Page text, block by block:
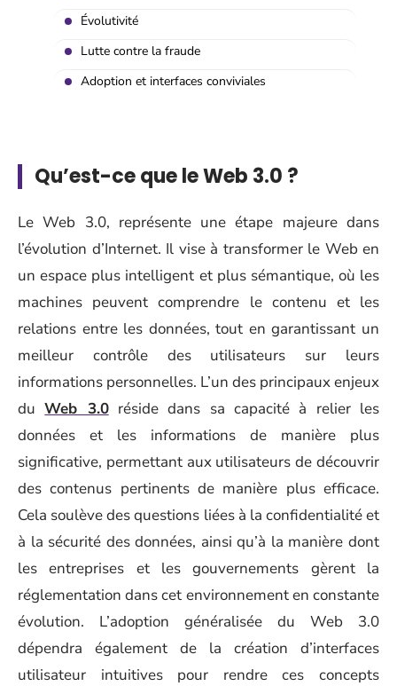
Évolutivité
Lutte contre la fraude
Adoption et interfaces conviviales
Qu’est-ce que le Web 3.0 ?
Le Web 3.0, représente une étape majeure dans
l’évolution d’Internet. Il vise à transformer le Web en
un espace plus intelligent et plus sémantique, où les
machines peuvent comprendre le contenu et les
relations entre les données, tout en garantissant un
meilleur contrôle des utilisateurs sur leurs
informations personnelles. L’un des principaux enjeux
duWeb 3.0réside dans sa capacité à relier les
données et les informations de manière plus
significative, permettant aux utilisateurs de découvrir
des contenus pertinents de manière plus efficace.
Cela soulève des questions liées à la confidentialité et
à la sécurité des données, ainsi qu’à la manière dont
les entreprises et les gouvernements gèrent la
réglementation dans cet environnement en constante
évolution. L’adoption généralisée du Web 3.0
dépendra également de la création d’interfaces
utilisateur intuitives pour rendre ces concepts